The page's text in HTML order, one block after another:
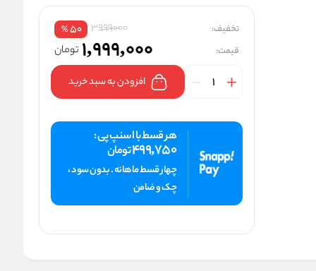
تخفیف: 3999000
50
%
قیمت: 1,999,000 تومان
افزودن به سبد خرید
هر قسط با اسنپ پی :
499,750تومان
چهار قسط ماهانه . بدون سود ،
چک و ضامن